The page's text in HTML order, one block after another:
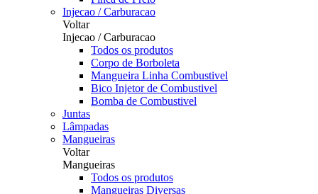
Injecao / Carburacao
Voltar
Injecao / Carburacao
Todos os produtos
Corpo de Borboleta
Mangueira Linha Combustivel
Bico Injetor de Combustivel
Bomba de Combustivel
Juntas
Lâmpadas
Mangueiras
Voltar
Mangueiras
Todos os produtos
Mangueiras Diversas